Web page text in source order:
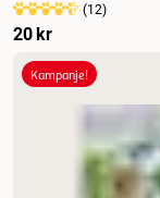
(12)
20 kr
Kampanje!